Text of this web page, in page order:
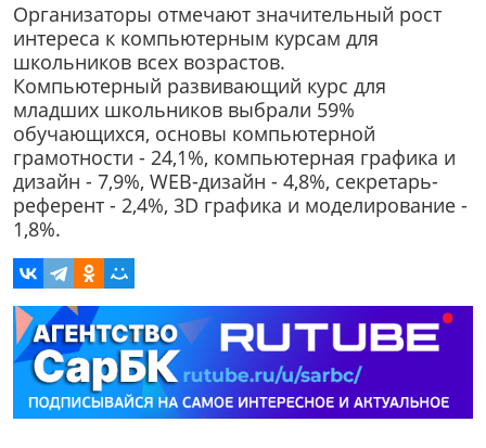
Организаторы отмечают значительный рост
интереса к компьютерным курсам для
школьников всех возрастов.
Компьютерный развивающий курс для
младших школьников выбрали 59%
обучающихся, основы компьютерной
грамотности - 24,1%, компьютерная графика и
дизайн - 7,9%, WEB-дизайн - 4,8%, секретарь-
референт - 2,4%, 3D графика и моделирование -
1,8%.